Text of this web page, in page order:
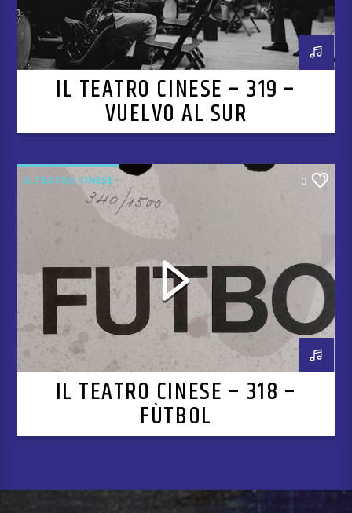
IL TEATRO CINESE – 319 –
VUELVO AL SUR
IL TEATRO CINESE 0
IL TEATRO CINESE – 318 –
FÙTBOL